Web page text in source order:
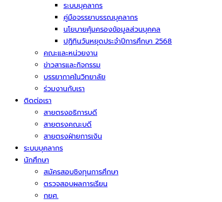
ระบบบุคลากร
คู่มือจรรยาบรรณบุคลากร
นโยบายคุ้มครองข้อมูลส่วนบุคคล
ปฏิทินวันหยุดประจำปีการศึกษา 2568
คณะและหน่วยงาน
ข่าวสารและกิจกรรม
บรรยากาศในวิทยาลัย
ร่วมงานกับเรา
ติดต่อเรา
สายตรงอธิการบดี
สายตรงคณะบดี
สายตรงฝ่ายการเงิน
ระบบบุคลากร
นักศึกษา
สมัครสอบชิงทุนการศึกษา
ตรวจสอบผลการเรียน
กยศ.